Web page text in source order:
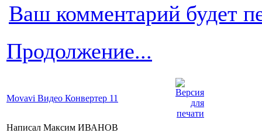
Ваш комментарий будет
Продолжение...
Movavi Видео Конвертер 11
Написал Максим ИВАНОВ